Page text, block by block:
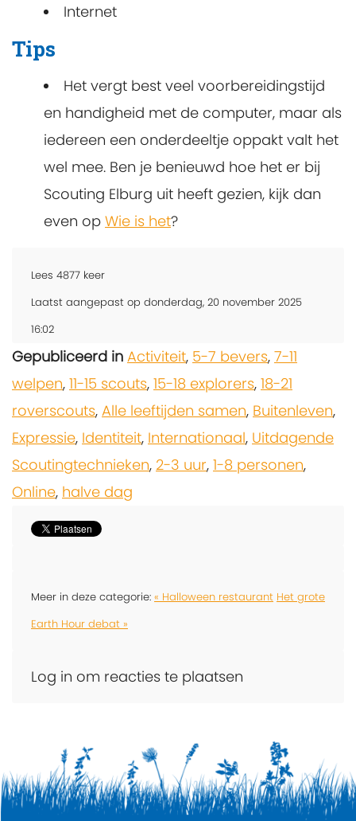
Internet
Tips
Het vergt best veel voorbereidingstijd
en handigheid met de computer, maar als
iedereen een onderdeeltje oppakt valt het
wel mee. Ben je benieuwd hoe het er bij
Scouting Elburg uit heeft gezien, kijk dan
even op Wie is het?
Lees 4877 keer
Laatst aangepast op donderdag, 20 november 2025
16:02
Gepubliceerd in Activiteit, 5-7 bevers, 7-11
welpen, 11-15 scouts, 15-18 explorers, 18-21
roverscouts, Alle leeftijden samen, Buitenleven,
Expressie, Identiteit, Internationaal, Uitdagende
Scoutingtechnieken, 2-3 uur, 1-8 personen,
Online, halve dag
Meer in deze categorie: « Halloween restaurant Het grote
Earth Hour debat »
Log in om reacties te plaatsen